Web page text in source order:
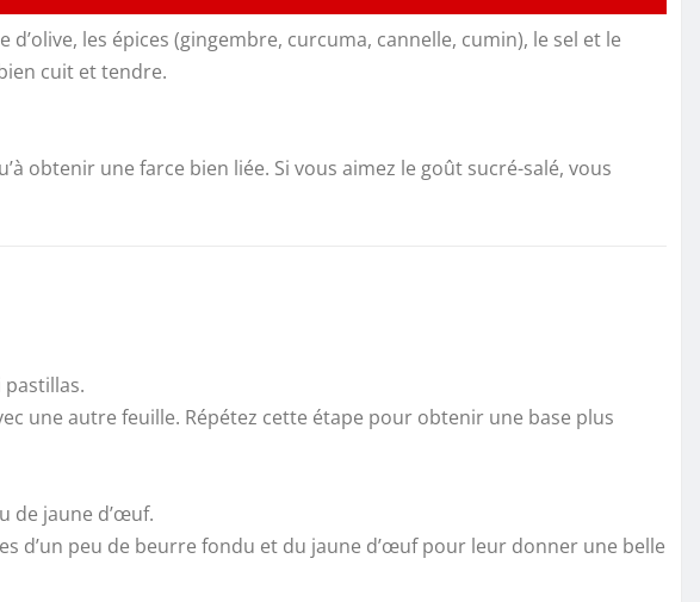
les épices (gingembre, curcuma, cannelle, cumin), le sel et le
cuit et tendre.
obtenir une farce bien liée. Si vous aimez le goût sucré-salé, vous
une autre feuille. Répétez cette étape pour obtenir une base plus
de jaune d’œuf.
d’un peu de beurre fondu et du jaune d’œuf pour leur donner une belle